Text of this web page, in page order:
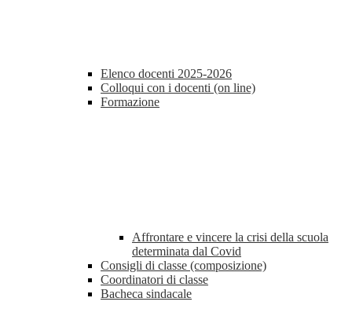
Elenco docenti 2025-2026
Colloqui con i docenti (on line)
Formazione
Affrontare e vincere la crisi della scuola
determinata dal Covid
Consigli di classe (composizione)
Coordinatori di classe
Bacheca sindacale